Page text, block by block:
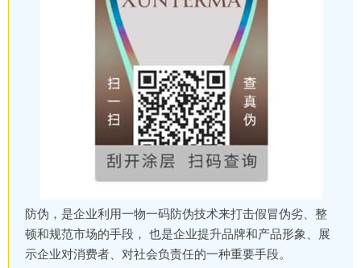
防伪，是企业利用一物一码防伪技术来打击假冒伪劣、整
顿和规范市场的手段， 也是企业提升品牌和产品形象、展
示企业对消费者、对社会负责任的一种重要手段。